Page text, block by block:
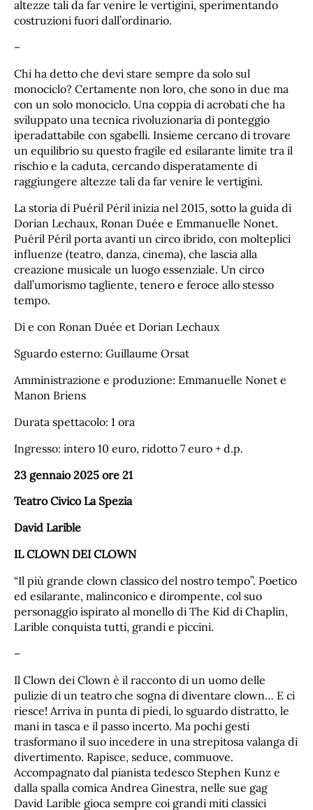
altezze tali da far venire le vertigini, sperimentando
costruzioni fuori dall’ordinario.
–
Chi ha detto che devi stare sempre da solo sul
monociclo? Certamente non loro, che sono in due ma
con un solo monociclo. Una coppia di acrobati che ha
sviluppato una tecnica rivoluzionaria di ponteggio
iperadattabile con sgabelli. Insieme cercano di trovare
un equilibrio su questo fragile ed esilarante limite tra il
rischio e la caduta, cercando disperatamente di
raggiungere altezze tali da far venire le vertigini.
La storia di Puéril Péril inizia nel 2015, sotto la guida di
Dorian Lechaux, Ronan Duée e Emmanuelle Nonet.
Puéril Péril porta avanti un circo ibrido, con molteplici
influenze (teatro, danza, cinema), che lascia alla
creazione musicale un luogo essenziale. Un circo
dall’umorismo tagliente, tenero e feroce allo stesso
tempo.
Di e con Ronan Duée et Dorian Lechaux
Sguardo esterno: Guillaume Orsat
Amministrazione e produzione: Emmanuelle Nonet e
Manon Briens
Durata spettacolo: 1 ora
Ingresso: intero 10 euro, ridotto 7 euro + d.p.
23 gennaio 2025 ore 21
Teatro Civico La Spezia
David Larible
IL CLOWN DEI CLOWN
“Il più grande clown classico del nostro tempo”. Poetico
ed esilarante, malinconico e dirompente, col suo
personaggio ispirato al monello di The Kid di Chaplin,
Larible conquista tutti, grandi e piccini.
–
Il Clown dei Clown è il racconto di un uomo delle
pulizie di un teatro che sogna di diventare clown… E ci
riesce! Arriva in punta di piedi, lo sguardo distratto, le
mani in tasca e il passo incerto. Ma pochi gesti
trasformano il suo incedere in una strepitosa valanga di
divertimento. Rapisce, seduce, commuove.
Accompagnato dal pianista tedesco Stephen Kunz e
dalla spalla comica Andrea Ginestra, nelle sue gag
David Larible gioca sempre coi grandi miti classici